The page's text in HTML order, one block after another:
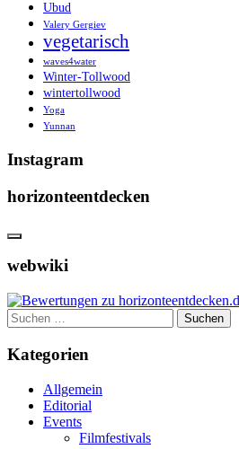
Ubud
Valery Gergiev
vegetarisch
waves4water
Winter-Tollwood
wintertollwood
Yoga
Yunnan
Instagram
horizonteentdecken
webwiki
Suchen
nach:
Kategorien
Allgemein
Editorial
Events
Filmfestivals